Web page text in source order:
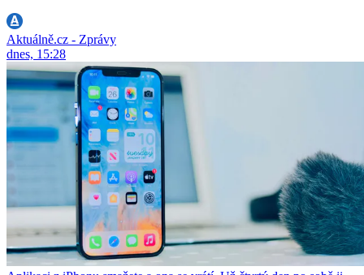
Aktuálně.cz - Zprávy
dnes, 15:28